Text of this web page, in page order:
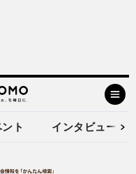
ト インタビュー